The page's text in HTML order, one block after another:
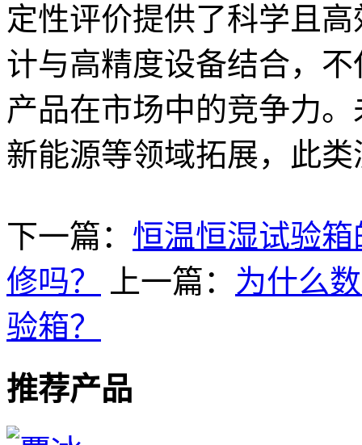
定性评价提供了科学且
计与高精度设备结合，
产品在市场中的竞争力
新能源等领域拓展，此
下一篇： 恒温恒湿试验
修吗？
上一篇： 为什么
验箱？
推荐产品